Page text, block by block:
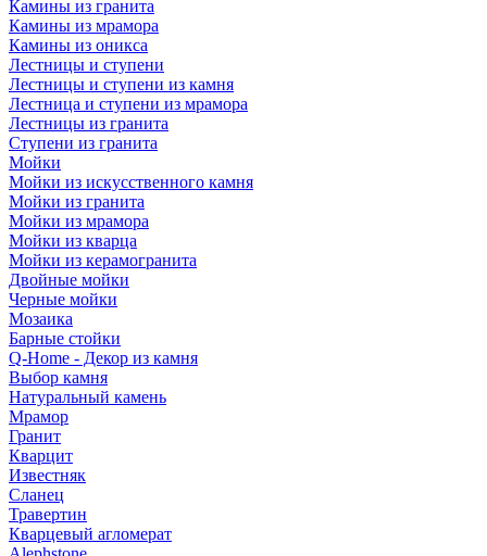
Камины из гранита
Камины из мрамора
Камины из оникса
Лестницы и ступени
Лестницы и ступени из камня
Лестница и ступени из мрамора
Лестницы из гранита
Ступени из гранита
Мойки
Мойки из искусственного камня
Мойки из гранита
Мойки из мрамора
Мойки из кварца
Мойки из керамогранита
Двойные мойки
Черные мойки
Мозаика
Барные стойки
Q-Home - Декор из камня
Выбор камня
Натуральный камень
Мрамор
Гранит
Кварцит
Известняк
Сланец
Травертин
Кварцевый агломерат